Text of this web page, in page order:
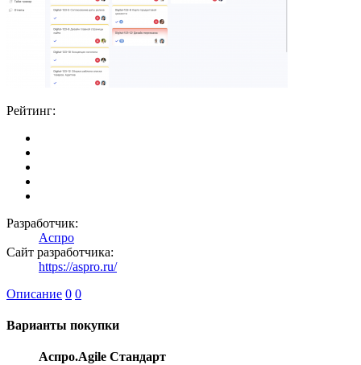
Рейтинг:
Разработчик:
Аспро
Сайт разработчика:
https://aspro.ru/
Описание 0 0
Варианты покупки
Аспро.Agile Стандарт